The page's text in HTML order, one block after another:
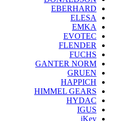
EBERHARD
ELESA
EMKA
EVOTEC
FLENDER
FUCHS
GANTER NORM
GRUEN
HAPPICH
HIMMEL GEARS
HYDAC
IGUS
iKey